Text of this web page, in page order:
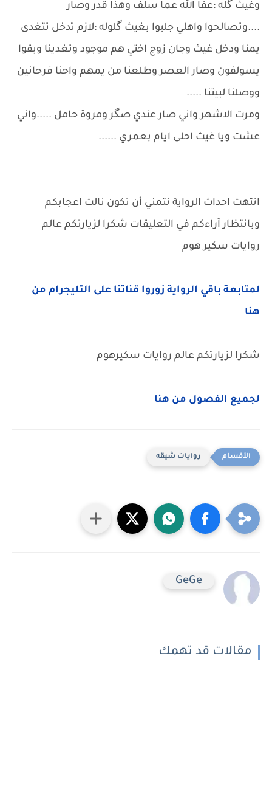
وغيث گله :عفا الله عما سلف وهذا قدر وصار
....وتصالحوا واهلي جلبوا بغيث گلوله :لازم تدخل تتغدى
يمنا ودخل غيث وجان زوج اختي هم موجود وتغدينا وبقوا
يسولفون وصار العصر وطلعنا من يمهم واحنا فرحانين
ووصلنا لبيتنا .....
ومرت الاشهر واني صار عندي صگر ومروة حامل .....واني
عشت ويا غيث احلى ايام بعمري ......
انتهت احداث الرواية نتمني أن تكون نالت اعجابكم
وبانتظار آراءكم في التعليقات شكرا لزيارتكم عالم
روايات سكير هوم
لمتابعة باقي الرواية زوروا قناتنا على التليجرام من
هنا
شكرا لزيارتكم عالم روايات سكيرهوم
لجميع الفصول من هنا
روايات شيقه
GeGe
مقالات قد تهمك